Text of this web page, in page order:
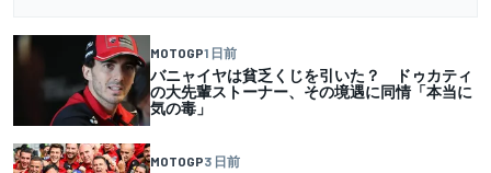
MOTOGP1 日前
バニャイヤは貧乏くじを引いた？ ドゥカティ
の大先輩ストーナー、その境遇に同情「本当に
気の毒」
MOTOGP3 日前